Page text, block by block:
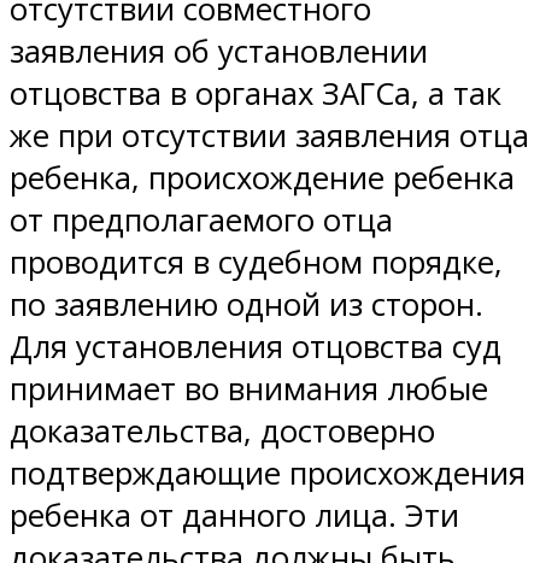
отсутствии совместного
заявления об установлении
отцовства в органах ЗАГСа, а так
же при отсутствии заявления отца
ребенка, происхождение ребенка
от предполагаемого отца
проводится в судебном порядке,
по заявлению одной из сторон.
Для установления отцовства суд
принимает во внимания любые
доказательства, достоверно
подтверждающие происхождения
ребенка от данного лица. Эти